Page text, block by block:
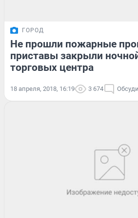
ГОРОД
Не прошли пожарные
приставы закрыли
торговых центра
18 апреля, 2018, 16:19 3 674